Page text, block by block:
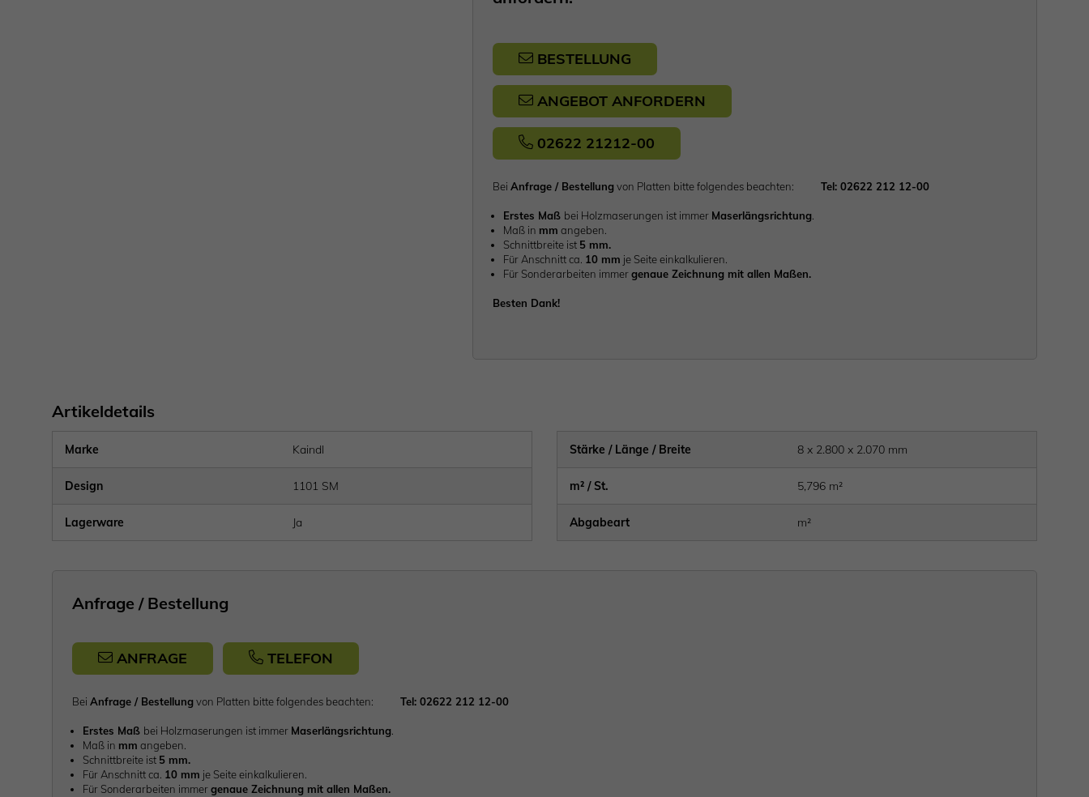
BESTELLUNG
ANGEBOT ANFORDERN
02622 21212-00
BeiAnfrage / Bestellung von Platten bitte folgendes beachten:Tel: 02622 212 12-00
Erstes Maß bei Holzmaserungen ist immer Maserlängsrichtung
Maß in mm angeben.
Schnittbreite ist 5 mm.
Für Anschnitt ca. 10 mm je Seite einkalkulieren.
Für Sonderarbeiten immergenaue Zeichnung mit allen Maßen.
Besten Dank!
Artikeldetails
Marke Kaindl
Design 1101 SM
Lagerware Ja
Stärke / Länge / Breite 8 x 2.800 x 2.070 mm
m² / St. 5,796 m²
Abgabeart m²
Anfrage / Bestellung
ANFRAGE TELEFON
Bei Anfrage / Bestellung von Platten bitte folgendes beachten: Tel: 02622 212 12-00
Erstes Maß bei Holzmaserungen ist immer Maserlängsrichtung
Maß in mm angeben.
Schnittbreite ist 5 mm.
Für Anschnitt ca. 10 mm je Seite einkalkulieren.
Für Sonderarbeiten immergenaue Zeichnung mit allen Maßen.